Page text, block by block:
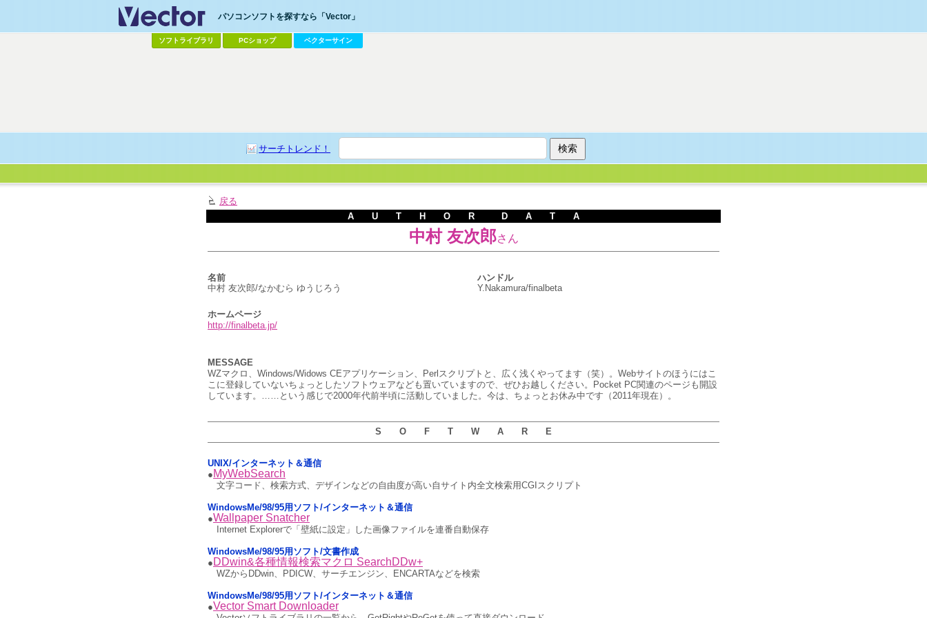
パソコンソフトを探すなら「Vector」
ソフトライブラリ PCショップ ベクターサイン
サーチトレンド！
戻る
A U T H O R D A T A
中村 友次郎さん
名前
中村 友次郎/なかむら ゆうじろう
ハンドル
Y.Nakamura/finalbeta
ホームページ
http://finalbeta.jp/
MESSAGE
WZマクロ、Windows/Widows CEアプリケーション、Perlスクリプトと、広く浅くやってます（笑）。Webサイトのほうにはこ
こに登録していないちょっとしたソフトウェアなども置いていますので、ぜひお越しください。Pocket PC関連のページも開設
しています。……という感じで2000年代前半頃に活動していました。今は、ちょっとお休み中です（2011年現在）。
S O F T W A R E
UNIX/インターネット＆通信
● MyWebSearch
文字コード、検索方式、デザインなどの自由度が高い自サイト内全文検索用CGIスクリプト
WindowsMe/98/95用ソフト/インターネット＆通信
●Wallpaper Snatcher
Internet Explorerで「壁紙に設定」した画像ファイルを連番自動保存
WindowsMe/98/95用ソフト/文書作成
● DDwin&各種情報検索マクロ SearchDDw+
WZからDDwin、PDICW、サーチエンジン、ENCARTAなどを検索
WindowsMe/98/95用ソフト/インターネット＆通信
●Vector Smart Downloader